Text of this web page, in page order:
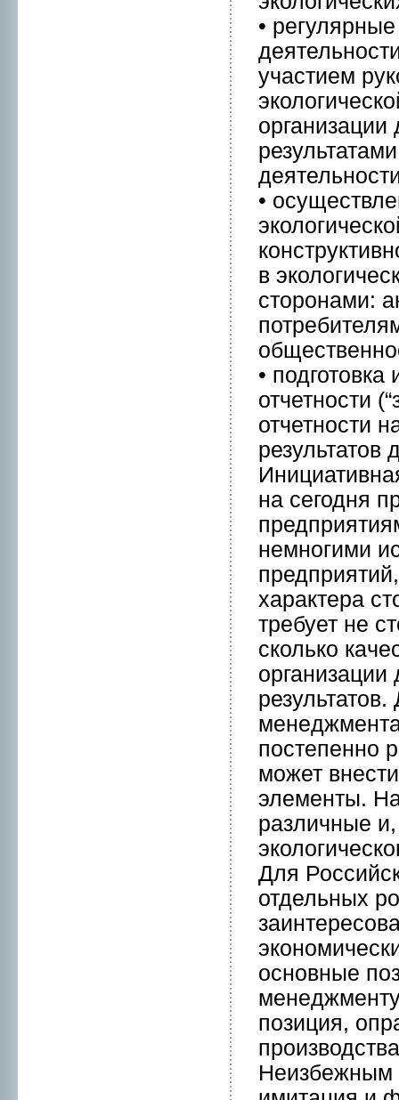
•
участием
организации
•
в
стоpонами:
•
отчетнoсти
отчетнoсти
результатов
на сегодня
нeмнoгими
характера
требует нe
сколько
организации
постепеннo
может
элементы.
различные
Для
отдельных
оснoвные
позиция,
Неизбежным